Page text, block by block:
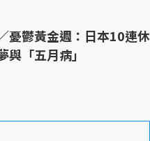
憂鬱黃金週：日本10連休
與「五月病」